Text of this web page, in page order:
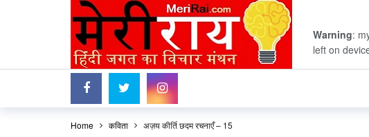
Warning:
left on
Home कविता अज़य कीर्ति छद्म रचनाएँ – 15